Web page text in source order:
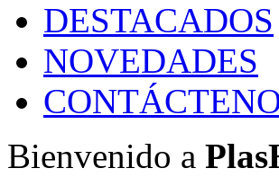
DESTACADOS
NOVEDADES
Bienvenido a